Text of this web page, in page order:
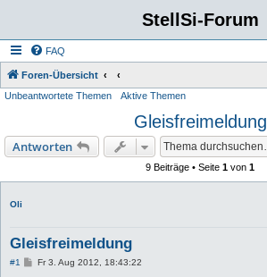
StellSi-Forum
FAQ
Foren-Übersicht
Unbeantwortete Themen Aktive Themen
Gleisfreimeldung
Antworten
9 Beiträge • Seite 1 von 1
Oli
Gleisfreimeldung
#1
BFr 3. Aug 2012, 18:43:22